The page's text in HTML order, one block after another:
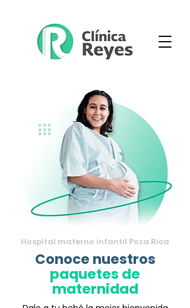
Hospital materno infantil Poza Rica
Conoce nuestros
paquetes de
maternidad